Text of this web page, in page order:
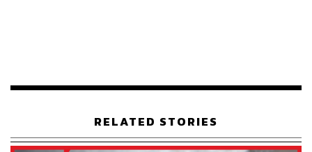
พิสูจน์อักษร: ภาสิณี เพิ่มพันธุ์พงศ์
อ้างอิง:
RELATED STORIES